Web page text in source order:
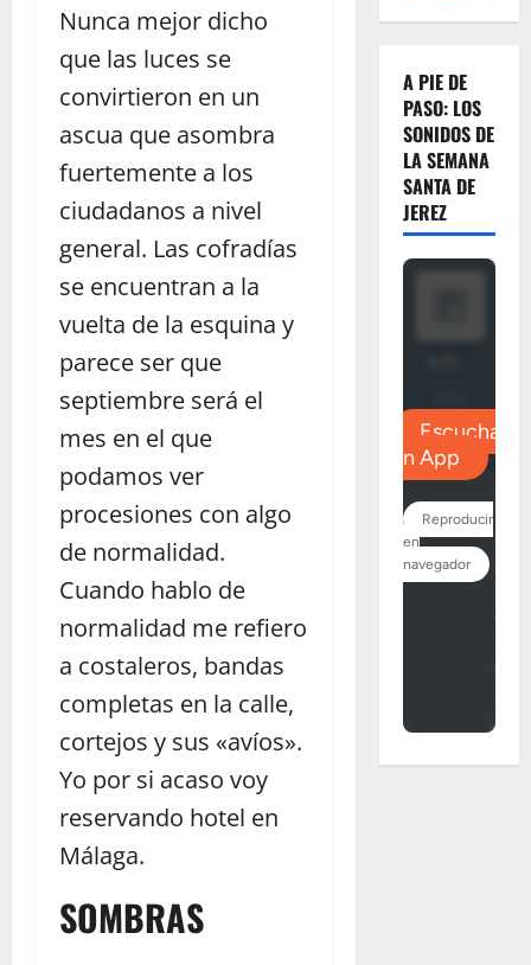
Nunca mejor dicho
que las luces se
convirtieron en un
ascua que asombra
fuertemente a los
ciudadanos a nivel
general. Las cofradías
se encuentran a la
vuelta de la esquina y
parece ser que
septiembre será el
mes en el que
podamos ver
procesiones con algo
de normalidad.
Cuando hablo de
normalidad me refiero
a costaleros, bandas
completas en la calle,
cortejos y sus «avíos».
Yo por si acaso voy
reservando hotel en
Málaga.
SOMBRAS
A PIE DE
PASO: LOS
SONIDOS DE
LA SEMANA
SANTA DE
JEREZ